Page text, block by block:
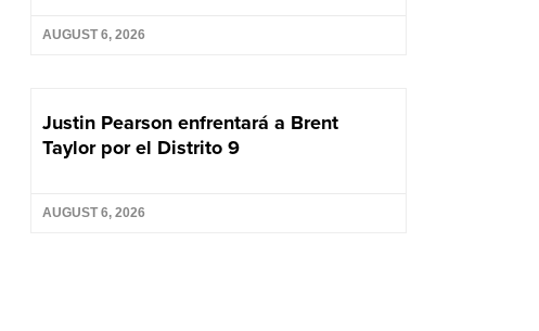
AUGUST 6, 2026
Justin Pearson enfrentará a Brent
Taylor por el Distrito 9
AUGUST 6, 2026